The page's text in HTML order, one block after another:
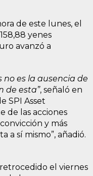
de este lunes, el
yenes
avanzó a
no es la ausencia de
de esta”, señaló en
SPI Asset
de las acciones
y más
a sí mismo”, añadió.
el viernes